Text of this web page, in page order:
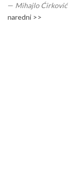
— Mihajlo Ćirković
naredni >>